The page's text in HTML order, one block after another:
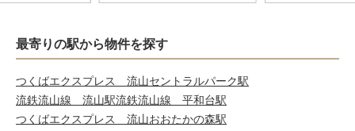
最寄りの駅から物件を探す
つくばエクスプレス 流山セントラルパーク駅
流鉄流山線 流山駅流鉄流山線 平和台駅
つくばエクスプレス 流山おおたかの森駅